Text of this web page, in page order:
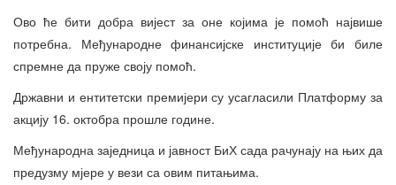
Ово ће бити добра вијест за оне којима је помоћ највише
потребна. Међународне финансијске институције би биле
спремне да пруже своју помоћ.
Државни и ентитетски премијери су усагласили Платформу за
акцију 16. октобра прошле године.
Међународна заједница и јавност БиХ сада рачунају на њих да
предузму мјере у вези са овим питањима.